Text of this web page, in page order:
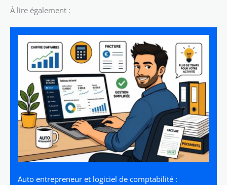
À lire également :
Auto entrepreneur et logiciel de comptabilité :